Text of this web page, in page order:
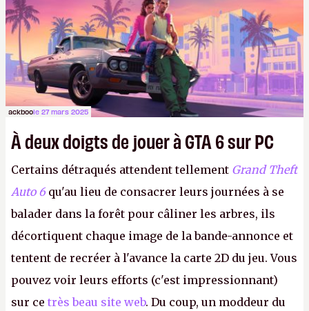
souvenirs d'enfance.P.
ackboole 27 mars 2025
À deux doigts de jouer à GTA 6 sur PC
Certains détraqués attendent tellement Grand Theft
Auto 6 qu'au lieu de consacrer leurs journées à se
balader dans la forêt pour câliner les arbres, ils
décortiquent chaque image de la bande-annonce et
tentent de recréer à l'avance la carte 2D du jeu. Vous
pouvez voir leurs efforts (c'est impressionnant)
sur ce très beau site web. Du coup, un moddeur du